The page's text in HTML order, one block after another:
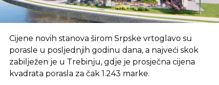
drugima da budu ono što jesu.
Kad ste spremni da dopustite drugima da budu
onakvi kakvi su, čak i onda kad oni vama ne
dopuštaju to isto, tada može da se kaže da ste onaj
koji dopušta, ali nije vjerovatno da ćete dosegnuti
tu fazu sve dok prvo ne shvatite kako dobijate ono
Cijene novih stanova širom Srpske vrtoglavo su
porasle u posljednjih godinu dana, a najveći skok
zabilježen je u Trebinju, gdje je prosječna cijena
kvadrata porasla za čak 1.243 marke.